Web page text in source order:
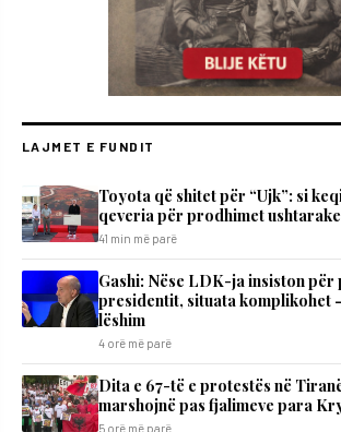
LAJMET E FUNDIT
Toyota që shitet për “Ujk”: si
qeveria për prodhimet ushtarake
41 min më parë
Gashi: Nëse LDK-ja insiston për
presidentit, situata komplikohet
lëshim
4 orë më parë
Dita e 67-të e protestës në
marshojnë pas fjalimeve para
5 orë më parë